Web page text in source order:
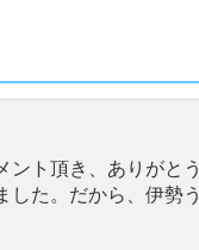
ント頂き、ありがと
した。だから、伊勢